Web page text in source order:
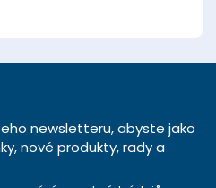
newsletteru, abyste jako
nové produkty, rady a